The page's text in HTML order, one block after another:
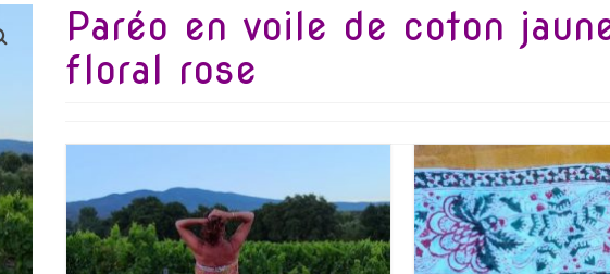
Paréo en voile de coton
floral rose